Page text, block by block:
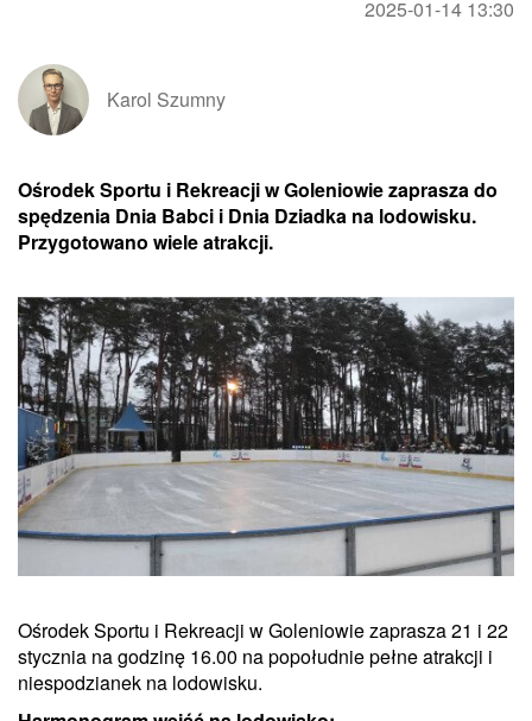
2025-01-14 13:30
Karol Szumny
Ośrodek Sportu i Rekreacji w Goleniowie zaprasza do
spędzenia Dnia Babci i Dnia Dziadka na lodowisku.
Przygotowano wiele atrakcji.
Ośrodek Sportu i Rekreacji w Goleniowie zaprasza 21 i 22
stycznia na godzinę 16.00 na popołudnie pełne atrakcji i
niespodzianek na lodowisku.